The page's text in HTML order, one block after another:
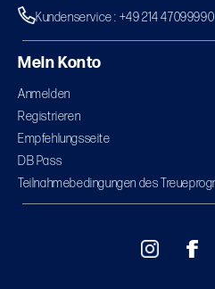
Kundenservice : +49 214 47099990
Mein Konto
Anmelden
Registrieren
Empfehlungsseite
DB Pass
Teilnahmebedingungen des